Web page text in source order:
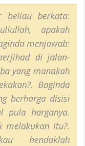
beliau berkata:
apakah
menjawab:
di jalan-
yang manakah
Baginda
berharga disisi
pula harganya.
melakukan itu?.
hendaklah